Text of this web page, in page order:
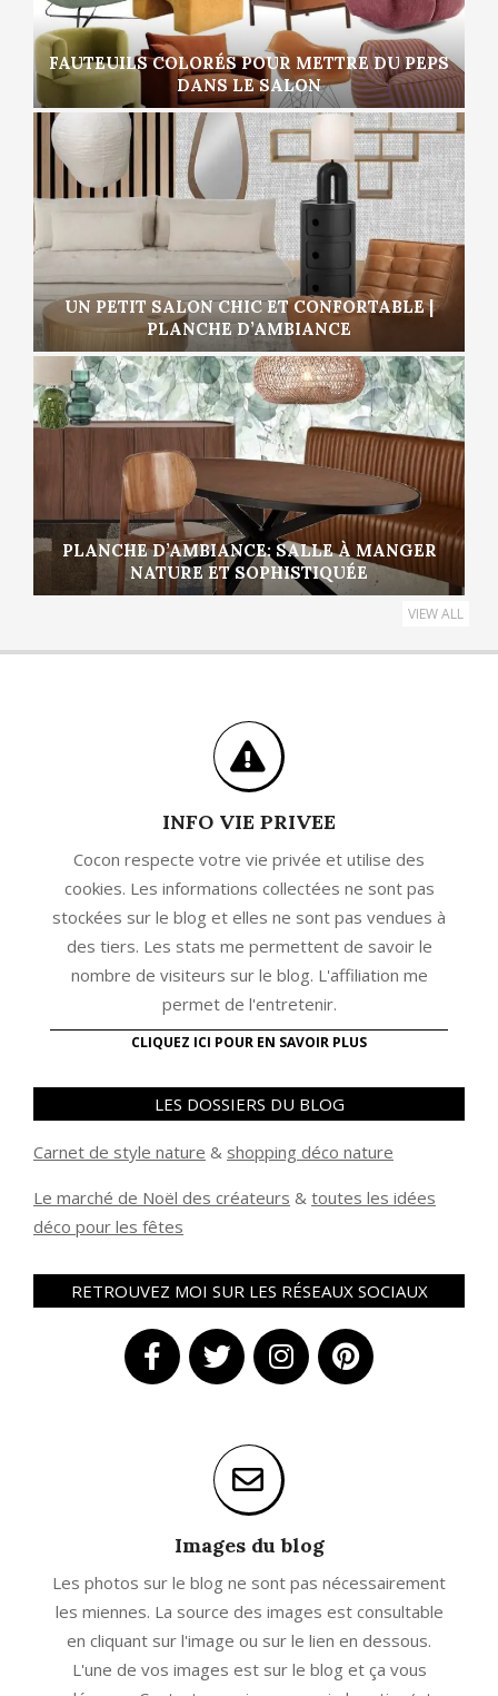
FAUTEUILS COLORÉS POUR METTRE DU PEPS
DANS LE SALON
UN PETIT SALON CHIC ET CONFORTABLE |
PLANCHE D’AMBIANCE
PLANCHE D’AMBIANCE: SALLE À MANGER
NATURE ET SOPHISTIQUÉE
VIEW ALL
INFO VIE PRIVEE
Cocon respecte votre vie privée et utilise des
cookies. Les informations collectées ne sont pas
stockées sur le blog et elles ne sont pas vendues à
des tiers. Les stats me permettent de savoir le
nombre de visiteurs sur le blog. L'affiliation me
permet de l'entretenir.
CLIQUEZ ICI POUR EN SAVOIR PLUS
LES DOSSIERS DU BLOG
Carnet de style nature & shopping déco nature
Le marché de Noël des créateurs & toutes les idées
déco pour les fêtes
RETROUVEZ MOI SUR LES RÉSEAUX SOCIAUX
Images du blog
Les photos sur le blog ne sont pas nécessairement
les miennes. La source des images est consultable
en cliquant sur l'image ou sur le lien en dessous.
L'une de vos images est sur le blog et ça vous